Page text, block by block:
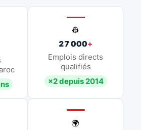
👷
27 000+
Emplois directs
qualifiés
×2 depuis 2014
🌍